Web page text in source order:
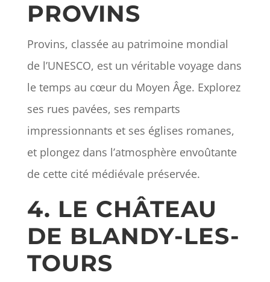
PROVINS
Provins, classée au patrimoine mondial
de l’UNESCO, est un véritable voyage dans
le temps au cœur du Moyen Âge. Explorez
ses rues pavées, ses remparts
impressionnants et ses églises romanes,
et plongez dans l’atmosphère envoûtante
de cette cité médiévale préservée.
4. LE CHÂTEAU
DE BLANDY-LES-
TOURS